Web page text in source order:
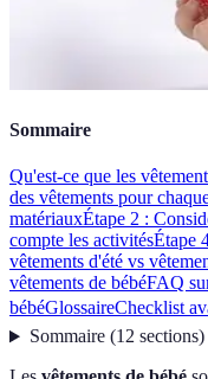
Sommaire
Qu'est-ce que les
des vêtements pour
matériauxÉtape 2 :
compte les activitésÉtape
vêtements d'été vs
vêtements de bébéFAQ
bébéGlossaireChecklist
Sommaire(12 sections)